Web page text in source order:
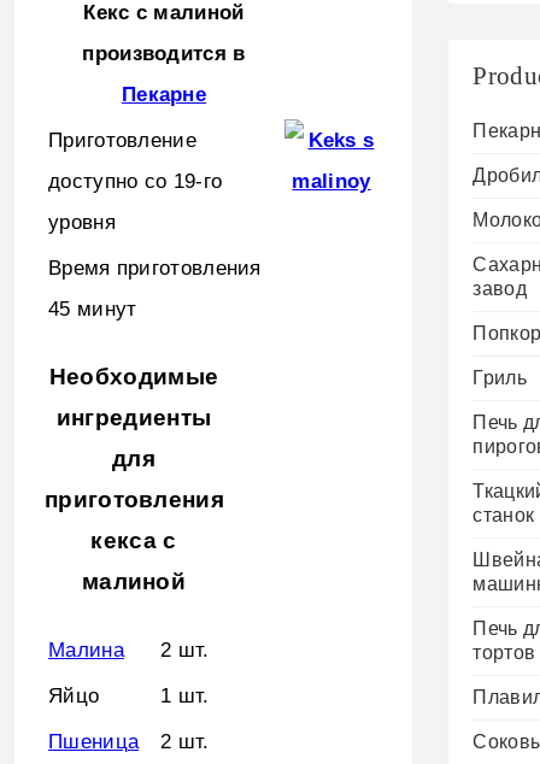
Кекс с малиной
производится в
Пекарне
Приготовление
доступно со 19-го
уровня
Время приготовления
45 минут
Необходимые
ингредиенты
для
приготовления
кекса с
малиной
Малина 2 шт.
Яйцо 1 шт.
Пшеница 2 шт.
завод
Гриль
Печь
станок
Печь
тортов